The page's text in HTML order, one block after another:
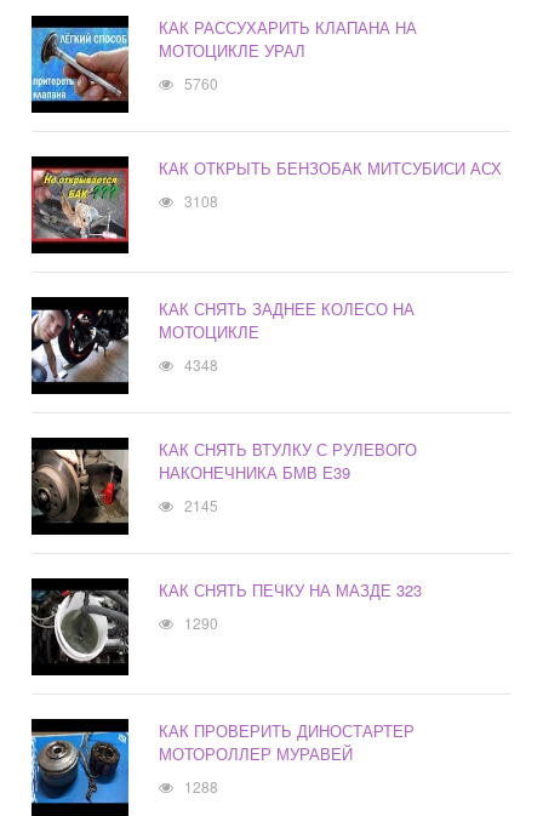
КАК РАССУХАРИТЬ КЛАПАНА НА
МОТОЦИКЛЕ УРАЛ
5760
КАК ОТКРЫТЬ БЕНЗОБАК МИТСУБИСИ АСХ
3108
КАК СНЯТЬ ЗАДНЕЕ КОЛЕСО НА
МОТОЦИКЛЕ
4348
КАК СНЯТЬ ВТУЛКУ С РУЛЕВОГО
НАКОНЕЧНИКА БМВ Е39
2145
КАК СНЯТЬ ПЕЧКУ НА МАЗДЕ 323
1290
КАК ПРОВЕРИТЬ ДИНОСТАРТЕР
МОТОРОЛЛЕР МУРАВЕЙ
1288